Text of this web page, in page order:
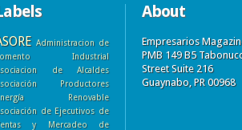
Administracion de
Industrial
de Alcaldes
Productores
Renovable
de Ejecutivos de
y Mercadeo de
About
Empresarios
PMB 149 B5
Street Suite 216
Guaynabo, PR 00968